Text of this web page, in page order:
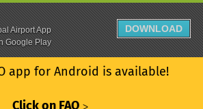
app for Android is available!
Click on FAQ
Airport App
Google Play
DOWNLOAD